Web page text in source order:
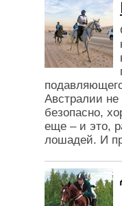
Австралии
безопасно,
еще – и это,
лошадей. И